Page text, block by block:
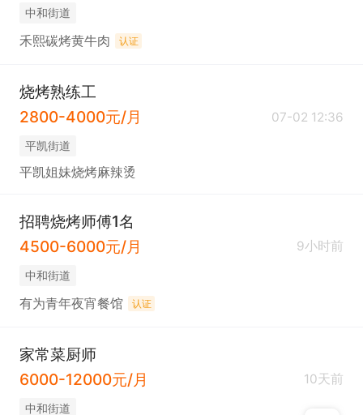
中和街道
禾熙碳烤黄牛肉 认证
烧烤熟练工
2800-4000元/月
07-02 12:36
平凯街道
平凯姐妹烧烤麻辣烫
招聘烧烤师傅1名
4500-6000元/月
9小时前
中和街道
有为青年夜宵餐馆 认证
家常菜厨师
6000-12000元/月
10天前
中和街道